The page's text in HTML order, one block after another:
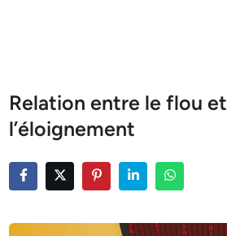
Relation entre le flou et
l’éloignement